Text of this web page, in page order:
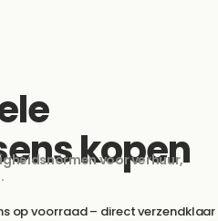
kopen
voor verhuur,
op voorraad – direct verzendklaar